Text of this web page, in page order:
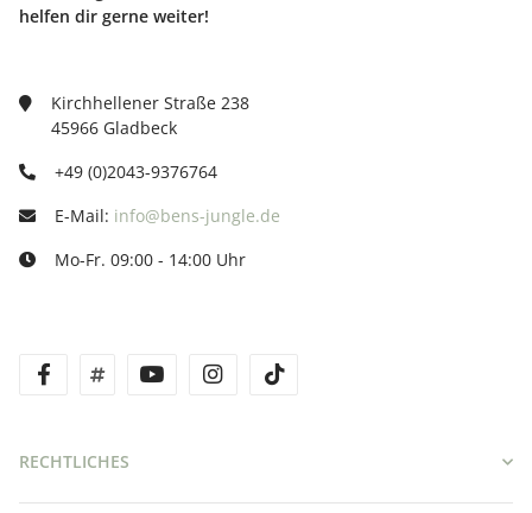
helfen dir gerne weiter!
Kirchhellener Straße 238
45966 Gladbeck
+49 (0)2043-9376764
E-Mail: info@bens-jungle.de
Mo-Fr. 09:00 - 14:00 Uhr
facebooktwitter youtube instagram
RECHTLICHES